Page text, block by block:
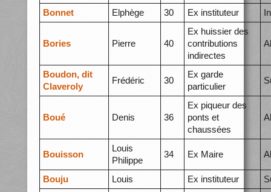
Bonnet Elphège 30 Ex instituteur
Bories Pierre 40
Ex huissier des
contributions
indirectes
Boudon, dit
Claveroly
Frédéric 30
Ex garde
particulier
Boué Denis 36
Ex piqueur des
ponts et
chaussées
Bouisson
Louis
Philippe
34 Ex Maire
Bouju Louis Ex instituteur